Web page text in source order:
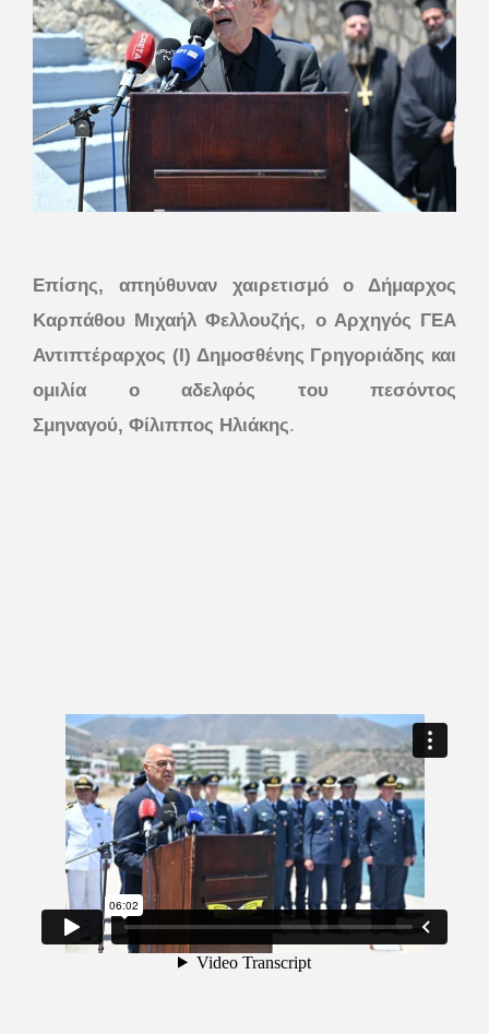
Επίσης, απηύθυναν χαιρετισμό ο Δήμαρχος
Καρπάθου Μιχαήλ Φελλουζής, ο Αρχηγός ΓΕΑ
Αντιπτέραρχος (Ι) Δημοσθένης Γρηγοριάδης και
ομιλία ο αδελφός του πεσόντος
Σμηναγού, Φίλιππος Ηλιάκης.